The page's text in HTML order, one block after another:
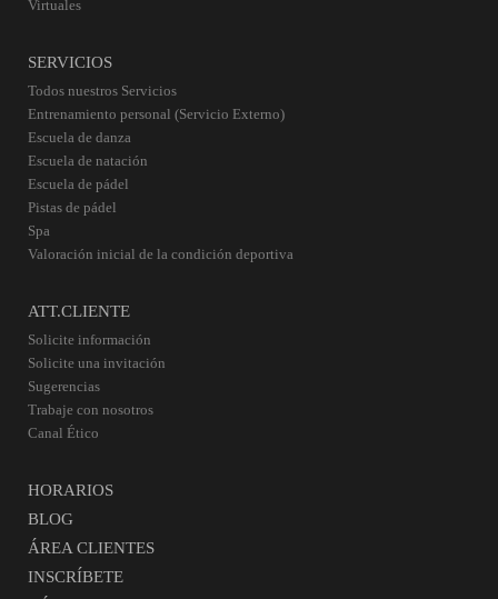
Virtuales
SERVICIOS
Todos nuestros Servicios
Entrenamiento personal (Servicio Externo)
Escuela de danza
Escuela de natación
Escuela de pádel
Pistas de pádel
Spa
Valoración inicial de la condición deportiva
ATT.CLIENTE
Solicite información
Solicite una invitación
Sugerencias
Trabaje con nosotros
Canal Ético
HORARIOS
BLOG
ÁREA CLIENTES
INSCRÍBETE